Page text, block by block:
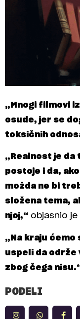
„Mnogi filmovi
osude, jer se
toksičnih
„Realnost je
postoje i da,
možda ne bi
složena tema,
njoj,“ objasnio je
„Na kraju ćemo
uspeli da održe
zbog čega
PODELI